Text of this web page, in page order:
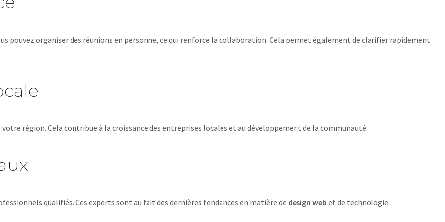
pouvez organiser des réunions en personne, ce qui renforce la collaboration. Cela permet également de clarifier rapidement
région. Cela contribue à la croissance des entreprises locales et au développement de la communauté.
qualifiés. Ces experts sont au fait des dernières tendances en matière de design web et de technologie.